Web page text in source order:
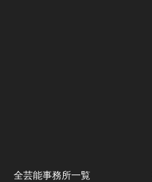
全芸能事務所一覧